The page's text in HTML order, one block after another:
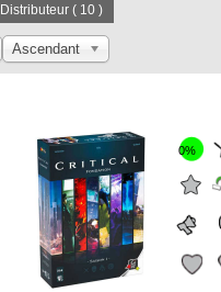
Distributeur( 10 )
Ascendant
0%